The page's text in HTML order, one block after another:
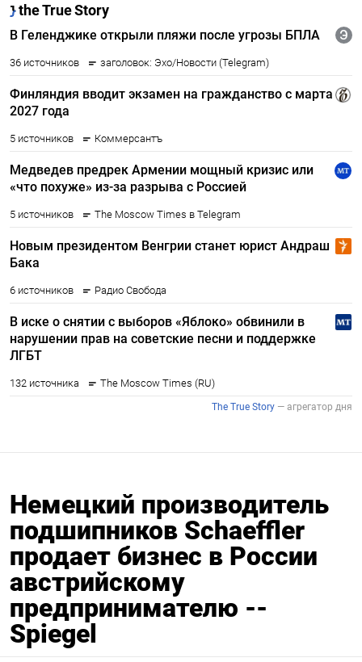
Немецкий производитель
подшипников Schaeffler
продает бизнес в России
австрийскому
предпринимателю --
Spiegel